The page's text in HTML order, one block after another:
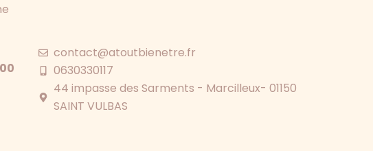
contact@atoutbienetre.fr
0630330117
44 impasse des Sarments - Marcilleux- 01150
SAINT VULBAS